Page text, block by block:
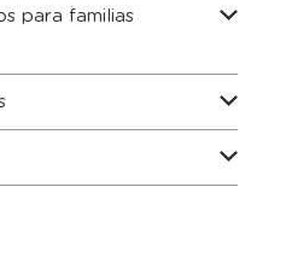
para familias